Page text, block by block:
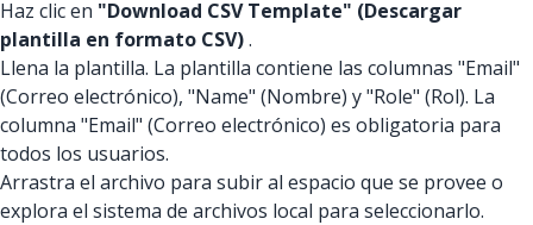
Haz clic en "Download CSV Template" (Descargar
plantilla en formato CSV).
Llena la plantilla. La plantilla contiene las columnas "Email"
(Correo electrónico), "Name" (Nombre) y "Role" (Rol). La
columna "Email" (Correo electrónico) es obligatoria para
todos los usuarios.
Arrastra el archivo para subir al espacio que se provee o
explora el sistema de archivos local para seleccionarlo.